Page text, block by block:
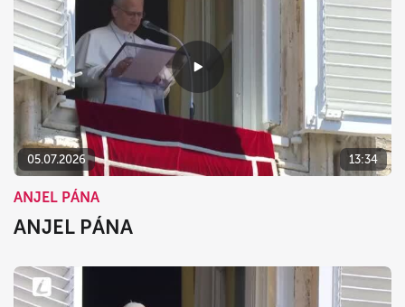
05.07.2026 13:34
ANJEL PÁNA
ANJEL PÁNA